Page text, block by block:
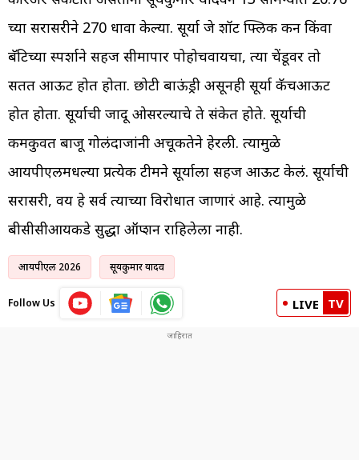
च्या सरासरीने 270 धावा केल्या. सूर्या जे शॉट फ्लिक करुन किंवा
बॅटिच्या स्पर्शाने सहज सीमापार पोहोचवायचा, त्या चेंडूवर तो
सतत आऊट होत होता. छोटी बाऊंड्री असूनही सूर्या कॅचआऊट
होत होता. सूर्याची जादू ओसरल्याचे ते संकेत होते. सूर्याची
कमकुवत बाजू गोलंदाजांनी अचूकतेने हेरली. त्यामुळे
आयपीएलमधल्या प्रत्येक टीमने सूर्याला सहज आऊट केलं. सूर्याची
सरासरी, वय हे सर्व त्याच्या विरोधात जाणारं आहे. त्यामुळे
बीसीसीआयकडे सुद्धा ऑप्शन राहिलेला नाही.
आयपीएल 2026 सूर्यकुमार यादव
Follow Us LIVE TV